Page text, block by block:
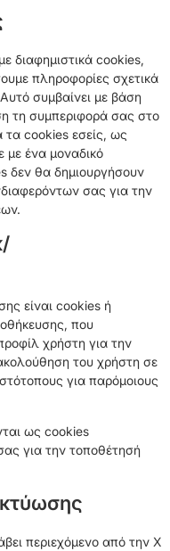
διαφημιστικά cookies,
πληροφορίες σχετικά
συμβαίνει με βάση
τη συμπεριφορά σας στο
cookies εσείς, ως
με ένα μοναδικό
δεν θα δημιουργήσουν
σας για την
είναι cookies ή
που
χρήστη για την
του χρήστη σε
για παρόμοιους
ως cookies
για την τοποθέτησή
περιεχόμενο από την X